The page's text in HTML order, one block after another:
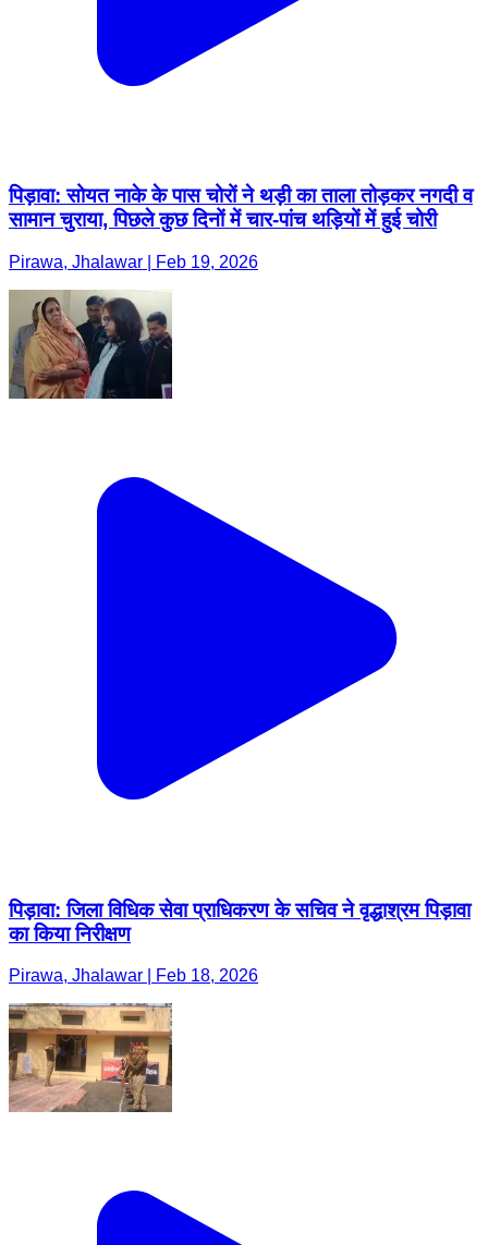
पिड़ावा: सोयत नाके के पास चोरों ने थड़ी का ताला तोड़कर नगदी व
सामान चुराया, पिछले कुछ दिनों में चार-पांच थड़ियों में हुई चोरी
Pirawa, Jhalawar | Feb 19, 2026
पिड़ावा: जिला विधिक सेवा प्राधिकरण के सचिव ने वृद्धाश्रम पिड़ावा
का किया निरीक्षण
Pirawa, Jhalawar | Feb 18, 2026